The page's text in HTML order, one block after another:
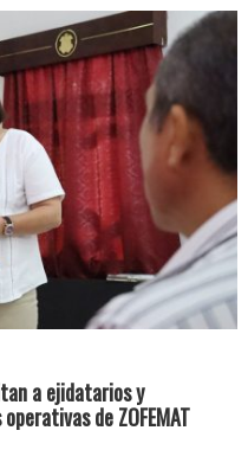
a ejidatarios y
de ZOFEMAT